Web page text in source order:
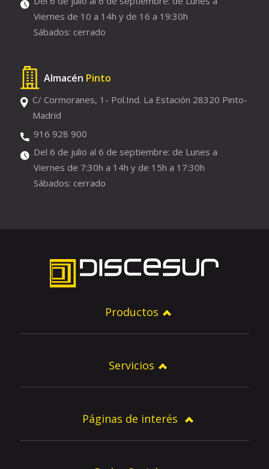
Viernes de 10 a 14h y de 16 a 19:30h
Sábados: cerrado
Almacén Pinto
C/ Cormoranes, 1- Pol.Ind. La Estación 28320 Pinto-
Madrid
916 928 900
Del 6 de julio al 6 de septiembre: de Lunes a
Viernes de 7:30h a 14h y de 15h a 17:30h
Sábados: cerrado
Productos
Servicios
Páginas de interés